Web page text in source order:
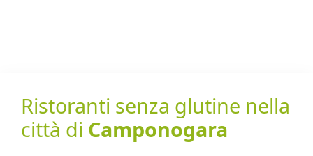
Ristoranti senza glutine nella
città di Camponogara